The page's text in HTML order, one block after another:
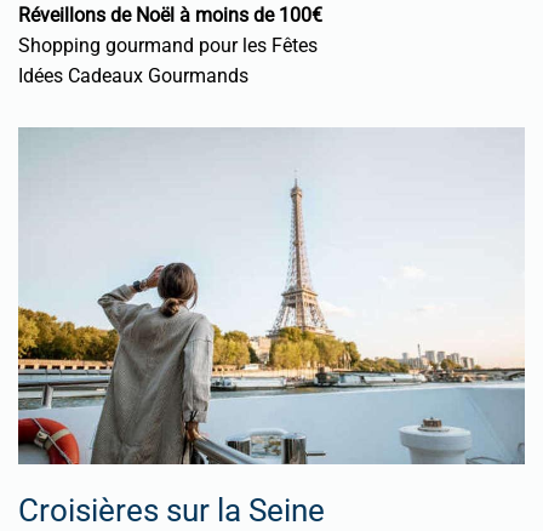
Réveillons de Noël à moins de 100€
Shopping gourmand pour les Fêtes
Idées Cadeaux Gourmands
Croisières sur la Seine